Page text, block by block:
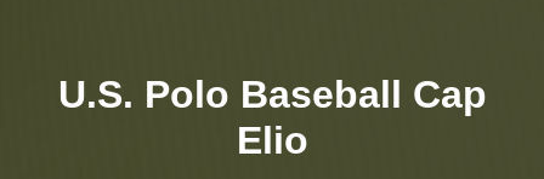
U.S. Polo Baseball Cap
Elio